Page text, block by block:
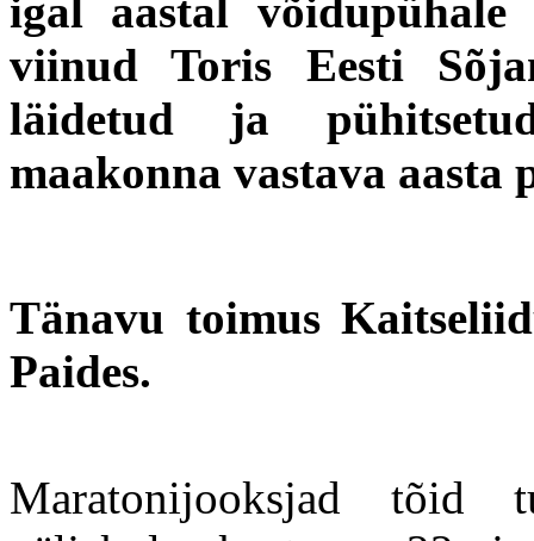
igal aastal
viinud Toris Eesti
läidetud ja
maakonna vastava
Tänavu toimus
Paides.
Maratonijooksjad tõid